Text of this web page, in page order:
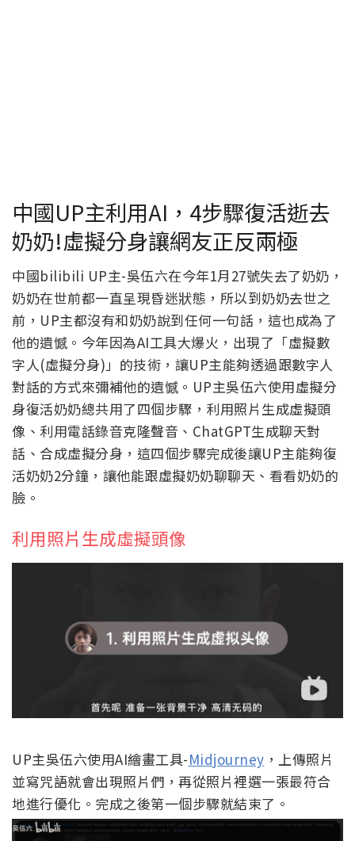
中國UP主利用AI，4步驟復活逝去
奶奶!虛擬分身讓網友正反兩極
中國bilibili UP主-吳伍六在今年1月27號失去了奶奶，
奶奶在世前都一直呈現昏迷狀態，所以到奶奶去世之
前，UP主都沒有和奶奶說到任何一句話，這也成為了
他的遺憾。今年因為AI工具大爆火，出現了「虛擬數
字人(虛擬分身)」的技術，讓UP主能夠透過跟數字人
對話的方式來彌補他的遺憾。UP主吳伍六使用虛擬分
身復活奶奶總共用了四個步驟，利用照片生成虛擬頭
像、利用電話錄音克隆聲音、ChatGPT生成聊天對
話、合成虛擬分身，這四個步驟完成後讓UP主能夠復
活奶奶2分鐘，讓他能跟虛擬奶奶聊聊天、看看奶奶的
臉。
利用照片生成虛擬頭像
UP主吳伍六使用AI繪畫工具-Midjourney ，上傳照片
並寫咒語就會出現照片們，再從照片裡選一張最符合
地進行優化。完成之後第一個步驟就結束了。